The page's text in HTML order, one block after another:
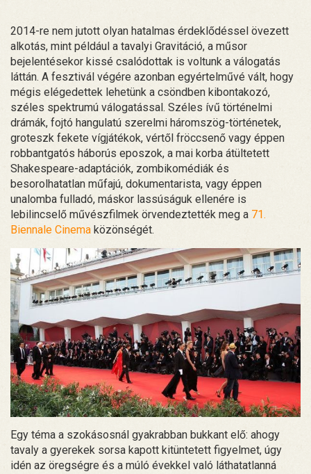
2014-re nem jutott olyan hatalmas érdeklődéssel övezett
alkotás, mint például a tavalyi Gravitáció, a műsor
bejelentésekor kissé csalódottak is voltunk a válogatás
láttán. A fesztivál végére azonban egyértelművé vált, hogy
mégis elégedettek lehetünk a csöndben kibontakozó,
széles spektrumú válogatással. Széles ívű történelmi
drámák, fojtó hangulatú szerelmi háromszög-történetek,
groteszk fekete vígjátékok, vértől fröccsenő vagy éppen
robbantgatós háborús eposzok, a mai korba átültetett
Shakespeare-adaptációk, zombikomédiák és
besorolhatatlan műfajú, dokumentarista, vagy éppen
unalomba fulladó, máskor lassúságuk ellenére is
lebilincselő művészfilmek örvendeztették meg a 71.
Biennale Cinema közönségét.
Egy téma a szokásosnál gyakrabban bukkant elő: ahogy
tavaly a gyerekek sorsa kapott kitüntetett figyelmet, úgy
idén az öregségre és a múló évekkel való láthatatlanná